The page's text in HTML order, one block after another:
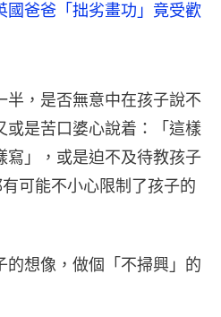
國爸爸「拙劣畫功」竟受歡
半，是否無意中在孩子說不
或是苦口婆心說着：「這樣
寫」，或是迫不及待教孩子
可能不小心限制了孩子的
的想像，做個「不掃興」的